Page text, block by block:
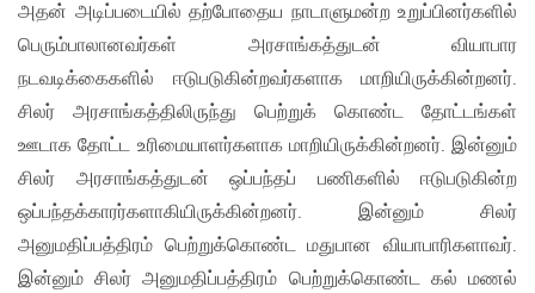
அதன் அடிப்படையில் தற்போதைய நாடாளுமன்ற உறுப்பினர்களில்
பெரும்பாலானவர்கள் அரசாங்கத்துடன் வியாபார
நடவடிக்கைகளில் ஈடுபடுகின்றவர்களாக மாறியிருக்கின்றனர்.
சிலர் அரசாங்கத்திலிருந்து பெற்றுக் கொண்ட தோட்டங்கள்
ஊடாக தோட்ட உரிமையாளர்களாக மாறியிருக்கின்றனர். இன்னும்
சிலர் அரசாங்கத்துடன் ஒப்பந்தப் பணிகளில் ஈடுபடுகின்ற
ஒப்பந்தக்காரர்களாகியிருக்கின்றனர். இன்னும் சிலர்
அனுமதிப்பத்திரம் பெற்றுக்கொண்ட மதுபான வியாபாரிகளாவர்.
இன்னும் சிலர் அனுமதிப்பத்திரம் பெற்றுக்கொண்ட கல் மணல்